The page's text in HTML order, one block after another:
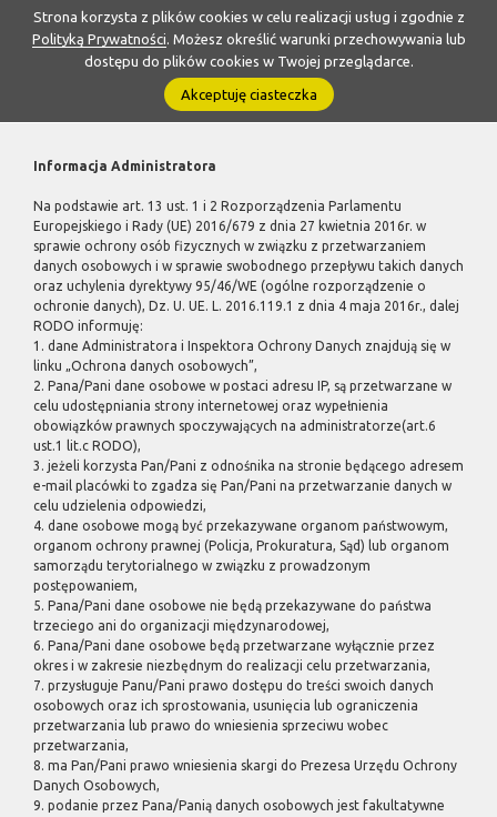
Strona korzysta z plików cookies w celu realizacji usług i zgodnie z
Polityką Prywatności. Możesz określić warunki przechowywania lub
dostępu do plików cookies w Twojej przeglądarce.
Akceptuję ciasteczka
Informacja Administratora
Na podstawie art. 13 ust. 1 i 2 Rozporządzenia Parlamentu
Europejskiego i Rady (UE) 2016/679 z dnia 27 kwietnia 2016r. w
sprawie ochrony osób fizycznych w związku z przetwarzaniem
danych osobowych i w sprawie swobodnego przepływu takich danych
oraz uchylenia dyrektywy 95/46/WE (ogólne rozporządzenie o
ochronie danych), Dz. U. UE. L. 2016.119.1 z dnia 4 maja 2016r., dalej
RODO informuję:
1. dane Administratora i Inspektora Ochrony Danych znajdują się w
linku „Ochrona danych osobowych”,
2. Pana/Pani dane osobowe w postaci adresu IP, są przetwarzane w
celu udostępniania strony internetowej oraz wypełnienia
obowiązków prawnych spoczywających na administratorze(art.6
ust.1 lit.c RODO),
3. jeżeli korzysta Pan/Pani z odnośnika na stronie będącego adresem
e-mail placówki to zgadza się Pan/Pani na przetwarzanie danych w
celu udzielenia odpowiedzi,
4. dane osobowe mogą być przekazywane organom państwowym,
organom ochrony prawnej (Policja, Prokuratura, Sąd) lub organom
samorządu terytorialnego w związku z prowadzonym
postępowaniem,
5. Pana/Pani dane osobowe nie będą przekazywane do państwa
trzeciego ani do organizacji międzynarodowej,
6. Pana/Pani dane osobowe będą przetwarzane wyłącznie przez
okres i w zakresie niezbędnym do realizacji celu przetwarzania,
7. przysługuje Panu/Pani prawo dostępu do treści swoich danych
osobowych oraz ich sprostowania, usunięcia lub ograniczenia
przetwarzania lub prawo do wniesienia sprzeciwu wobec
przetwarzania,
8. ma Pan/Pani prawo wniesienia skargi do Prezesa Urzędu Ochrony
Danych Osobowych,
9. podanie przez Pana/Panią danych osobowych jest fakultatywne